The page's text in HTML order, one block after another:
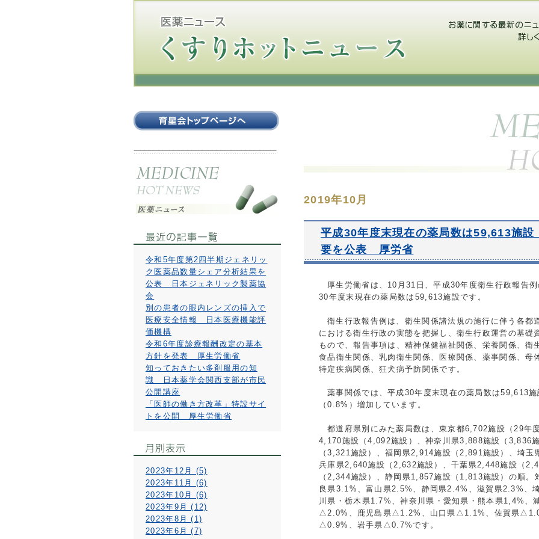
2019年10月
平成30年度末現在の薬局数は59,613施
要を公表 厚労省
厚生労働省は、 10 月31 日、平成30年度衛生行政報告
30年度末現在の薬局数は 59,613施設です。
衛生行政報告例は、衛生関係諸法規の施行に伴う各都
における衛生行政の実態を把握し、衛生行政運営の基礎
もので、報告事項は、精神保健福祉関係、栄養関係、衛
食品衛生関係、乳肉衛生関係、医療関係、薬事関係、母
特定疾病関係、狂犬病予防関係です。
薬事関係では、平成30年度末現在の薬局数は59,613施
（0.8% ）増加しています。
都道府県別にみた薬局数は、東京都6,702施設（ 29年
4,170施設（4,092施設）、神奈川県3,888施設（ 3,836
（3,321 施設）、福岡県 2,914施設（ 2,891 施設）、埼玉
兵庫県 2,640施設（ 2,632施設）、千葉県 2,448施設（
（ 2,344施設）、静岡県 1,857施設（ 1,813施設）の順。
良県 3.1% 、富山県 2.5% 、静岡県 2.4% 、滋賀県 2.3%
、
川県・栃木県 1.7% 、神奈川県・愛知県・熊本県 1,4%
△ 2.0% 、鹿児島県△ 1.2% 、山口県△ 1.1% 、佐賀県△
△0.9% 、岩手県△0.7%です。
令和5年度第2四半期ジェネリッ
ク医薬品数量シェア分析結果を
公表 日本ジェネリック製薬協
会
別の患者の眼内レンズの挿入で
医療安全情報 日本医療機能評
価機構
令和6年度診療報酬改定の基本
方針を発表 厚生労働省
知っておきたい多剤服用の知
識 日本薬学会関西支部が市民
公開講座
「医師の働き方改革」特設サイ
トを公開 厚生労働省
2023年12月 (5)
2023年11月 (6)
2023年10月 (6)
2023年9月 (12)
2023年8月 (1)
2023年6月 (7)